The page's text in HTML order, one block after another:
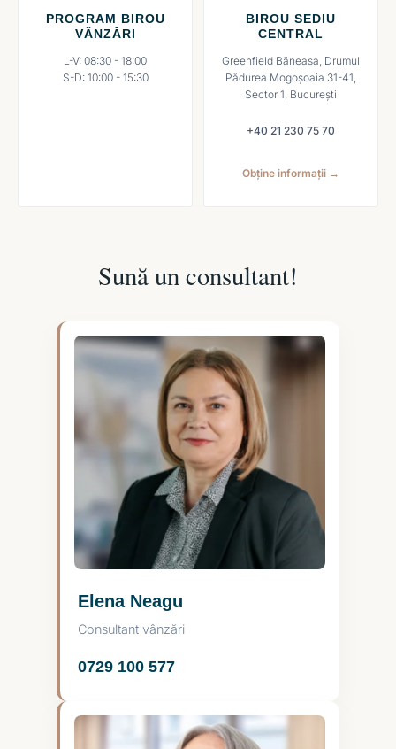
PROGRAM BIROU
VÂNZĂRI
L-V: 08:30 - 18:00
S-D: 10:00 - 15:30
BIROU SEDIU
CENTRAL
Greenfield Băneasa, Drumul
Pădurea Mogoșoaia 31-41,
Sector 1, București
+40 21 230 75 70
Obține informații →
Sună un consultant!
Elena Neagu
Consultant vânzări
0729 100 577